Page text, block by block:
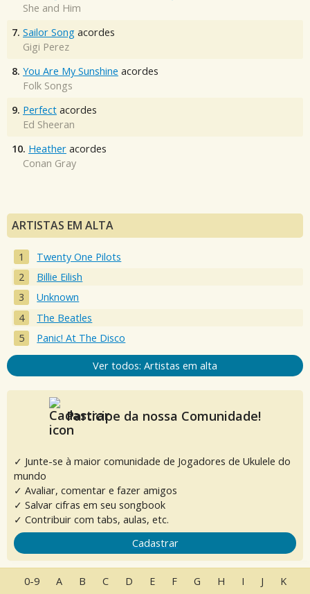
She and Him
7. Sailor Song acordes
Gigi Perez
8. You Are My Sunshine acordes
Folk Songs
9. Perfect acordes
Ed Sheeran
10. Heather acordes
Conan Gray
ARTISTAS EM ALTA
Twenty One Pilots
Billie Eilish
Unknown
The Beatles
Panic! At The Disco
Ver todos: Artistas em alta
Participe da nossa Comunidade!
✓ Junte-se à maior comunidade de Jogadores de Ukulele do
mundo
✓ Avaliar, comentar e fazer amigos
✓ Salvar cifras em seu songbook
✓ Contribuir com tabs, aulas, etc.
Cadastrar
0-9 A B C D E F G H I J K